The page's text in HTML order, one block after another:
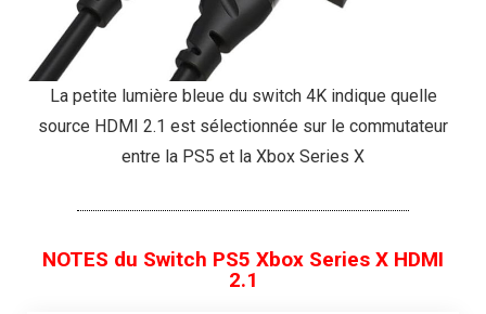
La petite lumière bleue du switch 4K indique quelle
source HDMI 2.1 est sélectionnée sur le commutateur
entre la PS5 et la Xbox Series X
NOTES du Switch PS5 Xbox Series X HDMI
2.1